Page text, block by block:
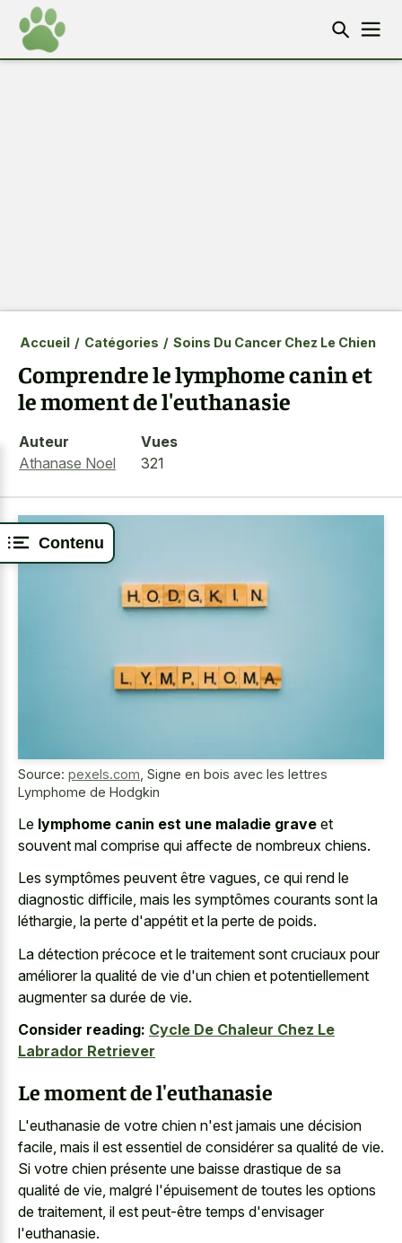
Contenu
Accueil / Catégories / Soins Du Cancer Chez Le Chien
Comprendre le lymphome canin et
le moment de l'euthanasie
Auteur
Athanase Noel
Vues
321
Source: pexels.com Signe en bois avec les lettres
Lymphome de Hodgkin
Le lymphome canin est une maladie grave et
souvent mal comprise qui affecte de nombreux chiens.
Les symptômes peuvent être vagues, ce qui rend le
diagnostic difficile, mais les symptômes courants sont la
léthargie, la perte d'appétit et la perte de poids.
La détection précoce et le traitement sont cruciaux pour
améliorer la qualité de vie d'un chien et potentiellement
augmenter sa durée de vie.
Consider reading: Cycle De Chaleur Chez Le
Labrador Retriever
Le moment de l'euthanasie
L'euthanasie de votre chien n'est jamais une décision
facile, mais il est essentiel de considérer sa qualité de vie.
Si votre chien présente une baisse drastique de sa
qualité de vie, malgré l'épuisement de toutes les options
de traitement, il est peut-être temps d'envisager
l'euthanasie.